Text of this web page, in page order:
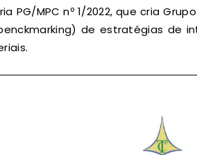
PG/MPC nº 1/2022, que cria
de estratégias de